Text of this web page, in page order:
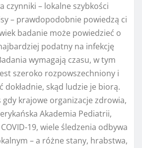
czynniki – lokalne szybkości
– prawdopodobnie powiedzą ci
badanie może powiedzieć o
podatny na infekcję
wymagają czasu, w tym
szeroko rozpowszechniony i
skąd ludzie je biorą.
krajowe organizacje zdrowia,
Akademia Pediatrii,
19, wiele śledzenia odbywa
– a różne stany, hrabstwa,